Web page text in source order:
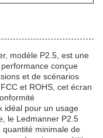
modèle P2.5, est une
conçue
et de scénarios
et ROHS, cet écran
idéal pour un usage
le Ledmanner P2.5
minimale de